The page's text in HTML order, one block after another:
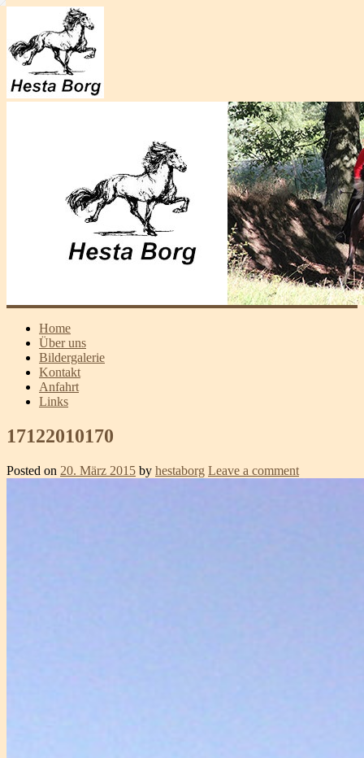
Home
Über uns
Bildergalerie
Kontakt
Anfahrt
Links
17122010170
Posted on 20. März 2015 by hestaborg Leave a comment